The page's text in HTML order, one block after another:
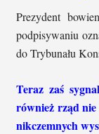
Prezydent
podpisywaniu
do Trybunału
Teraz zaś
również rząd nie
nikczemnych